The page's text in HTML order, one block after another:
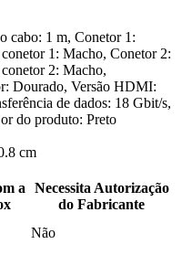
cabo: 1 m, Conetor 1:
1: Macho, Conetor 2:
2: Macho,
Dourado, Versão HDMI:
de dados: 18 Gbit/s,
do produto: Preto
cm
a
Necessita Autorização
do Fabricante
Não